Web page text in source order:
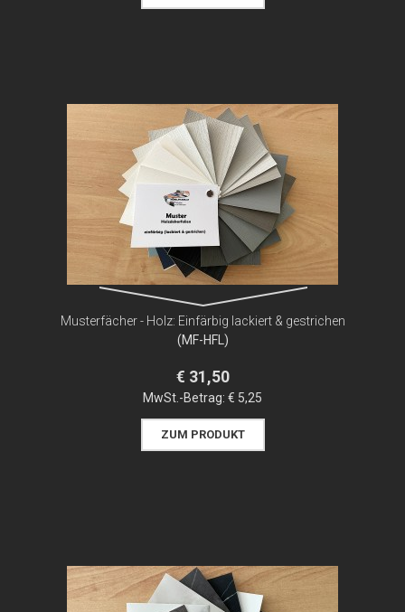
Musterfächer - Holz: Einfärbig lackiert & gestrichen
(MF-HFL)
€ 31,50
MwSt.-Betrag: € 5,25
ZUM PRODUKT